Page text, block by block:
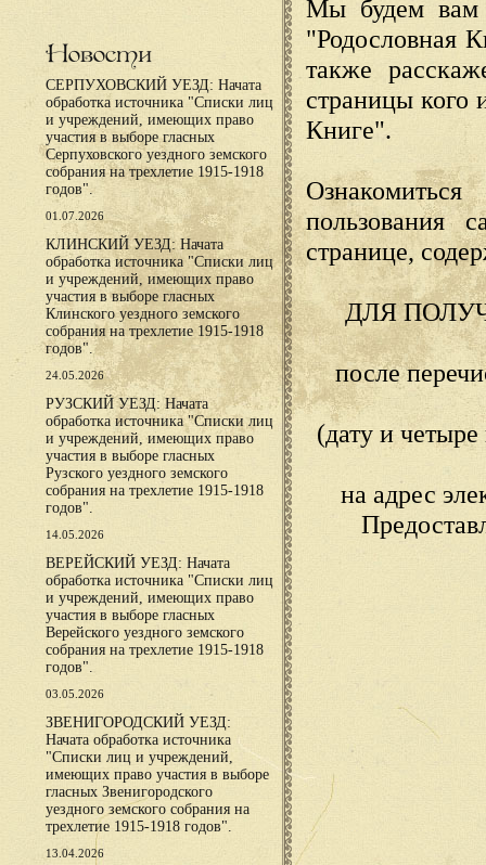
Новости
СЕРПУХОВСКИЙ УЕЗД: Начата
обработка источника "Списки лиц
и учреждений, имеющих право
участия в выборе гласных
Серпуховского уездного земского
собрания на трехлетие 1915-1918
годов".
01.07.2026
КЛИНСКИЙ УЕЗД: Начата
обработка источника "Списки лиц
и учреждений, имеющих право
участия в выборе гласных
Клинского уездного земского
собрания на трехлетие 1915-1918
годов".
24.05.2026
РУЗСКИЙ УЕЗД: Начата
обработка источника "Списки лиц
и учреждений, имеющих право
участия в выборе гласных
Рузского уездного земского
собрания на трехлетие 1915-1918
годов".
14.05.2026
ВЕРЕЙСКИЙ УЕЗД: Начата
обработка источника "Списки лиц
и учреждений, имеющих право
участия в выборе гласных
Верейского уездного земского
собрания на трехлетие 1915-1918
годов".
03.05.2026
ЗВЕНИГОРОДСКИЙ УЕЗД:
Начата обработка источника
"Списки лиц и учреждений,
имеющих право участия в выборе
гласных Звенигородского
уездного земского собрания на
трехлетие 1915-1918 годов".
13.04.2026
Мы будем вам
"Родословная
также
страницы кого
Книге".
пользования
странице,
ДЛЯ
после
(дату и
на адрес